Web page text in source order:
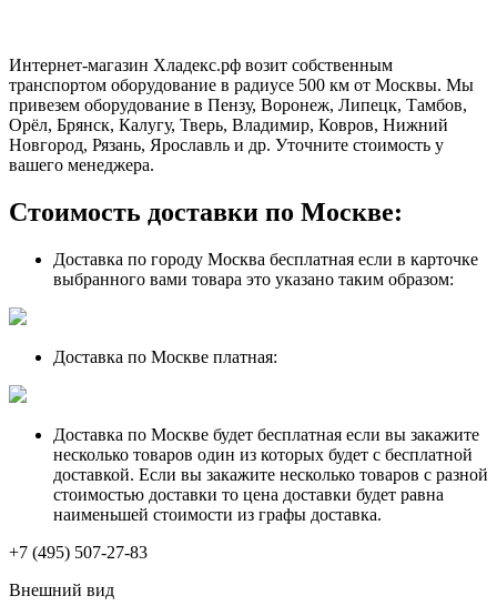
Интернет-магазин Хладекс.рф возит собственным
транспортом оборудование в радиусе 500 км от Москвы. Мы
привезем оборудование в Пензу, Воронеж, Липецк, Тамбов,
Орёл, Брянск, Калугу, Тверь, Владимир, Ковров, Нижний
Новгород, Рязань, Ярославль и др. Уточните стоимость у
вашего менеджера.
Стоимость доставки по Москве:
Доставка по городу Москва бесплатная если в карточке
выбранного вами товара это указано таким образом:
Доставка по Москве платная:
Доставка по Москве будет бесплатная если вы закажите
несколько товаров один из которых будет с бесплатной
доставкой. Если вы закажите несколько товаров с разной
стоимостью доставки то цена доставки будет равна
наименьшей стоимости из графы доставка.
+7 (495) 507-27-83
Внешний вид